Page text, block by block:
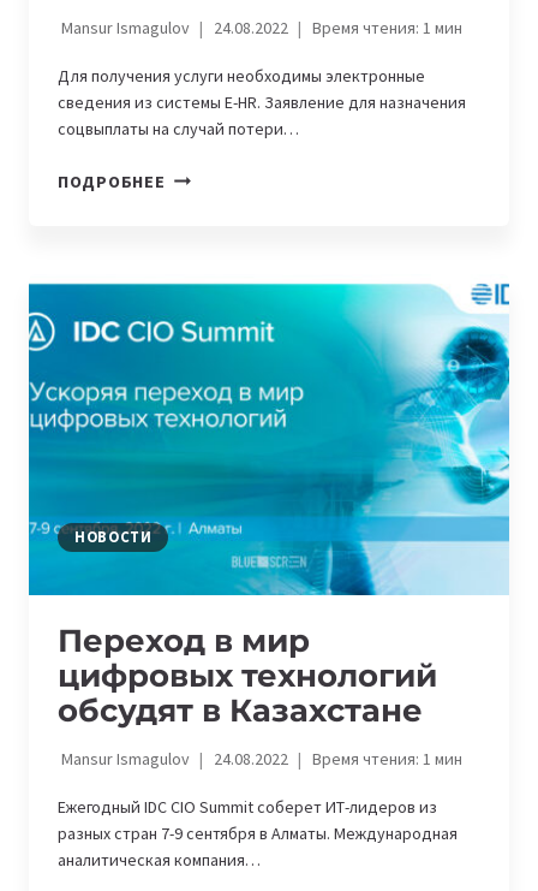
Mansur Ismagulov 24.08.2022 Время чтения: 1мин
Для получения услуги необходимы электронные
сведения из системы E-HR. Заявление для назначения
соцвыплаты на случай потери…
ПОДРОБНЕЕ ЕЩЕ
СОЦВЫПЛАТАМ
МОЖНО
ОФОРМИТЬ
ЕGOV
НОВОСТИ
Переход в мир
цифровых технологий
обсудят в Казахстане
Mansur Ismagulov 24.08.2022 Время чтения: 1мин
Ежегодный IDC CIO Summit соберет ИТ-лидеров из
разных стран 7-9 сентября в Алматы. Международная
аналитическая компания…